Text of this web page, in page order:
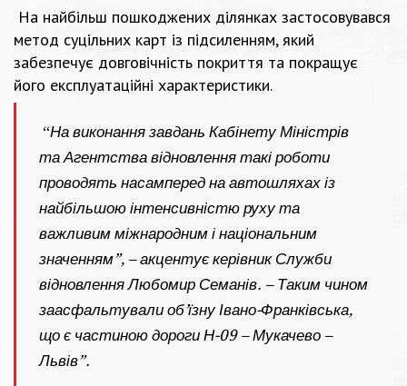
На найбільш пошкоджених ділянках застосовувався
метод суцільних карт із підсиленням, який
забезпечує довговічність покриття та покращує
його експлуатаційні характеристики.
“На виконання завдань Кабінету Міністрів
та Агентства відновлення такі роботи
проводять насамперед на автошляхах із
найбільшою інтенсивністю руху та
важливим міжнародним і національним
значенням”, – акцентує керівник Служби
відновленняЛюбомир Семанів. – Таким чином
заасфальтували об’їзну Івано-Франківська,
що є частиною дороги Н-09 – Мукачево –
Львів”.